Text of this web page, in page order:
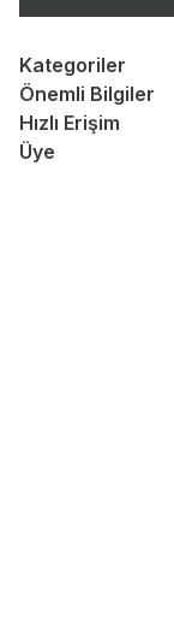
Kategoriler
Önemli Bilgiler
Hızlı Erişim
Üye